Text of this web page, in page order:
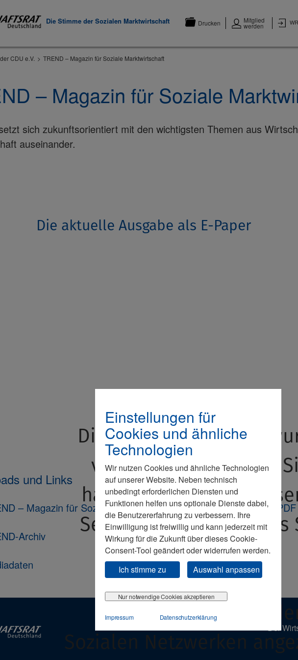
Einstellungen für
Cookies und ähnliche
Technologien
Wir nutzen Cookies und ähnliche Technologien
auf unserer Website. Neben technisch
unbedingt erforderlichen Diensten und
Funktionen helfen uns optionale Dienste dabei,
die Benutzererfahrung zu verbessern. Ihre
Einwilligung ist freiwillig und kann jederzeit mit
Wirkung für die Zukunft über dieses Cookie-
Consent-Tool geändert oder widerrufen werden.
Ich stimme zu
Auswahl anpassen
Nur notwendige Cookies akzeptieren
Impressum Datenschutzerklärung
Die Stimme der Sozialen Marktwirtschaft Drucken Mitglied
werden
CDU e.V. TREND – Magazin für Soziale Marktwirtschaft
– Magazin für Soziale
sich zukunftsorientiert mit den wichtigsten Themen aus
auseinander.
Die aktuelle Ausgabe als E-Paper
Dieser externe Inhalt
von Ihnen abgelehnt.
haben beim Aufruf
Seite entschieden, dass
keine Inhalte von
Drittanbietern wie
Videoplattformen
Sozialen Netzwerken
und Links
– Magazin für Soziale Marktwirtschaft // Ausgabe 185/186
Archiv
Der